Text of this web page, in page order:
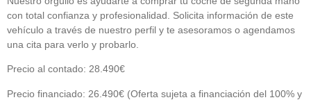
con total confianza y profesionalidad. Solicita información de este
vehículo a través de nuestro perfil y te asesoramos o agendamos
una cita para verlo y probarlo.
Precio al contado: 28.490€
Precio financiado: 26.490€ (Oferta sujeta a financiación del 100% y